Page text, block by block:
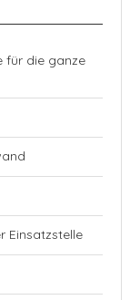
für die ganze
Einsatzstelle